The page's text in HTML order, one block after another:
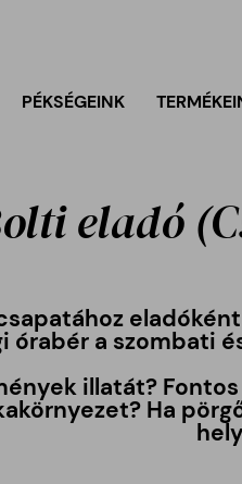
PÉKSÉGEINK
eladó
órabér a szombati
illatát?
Ha